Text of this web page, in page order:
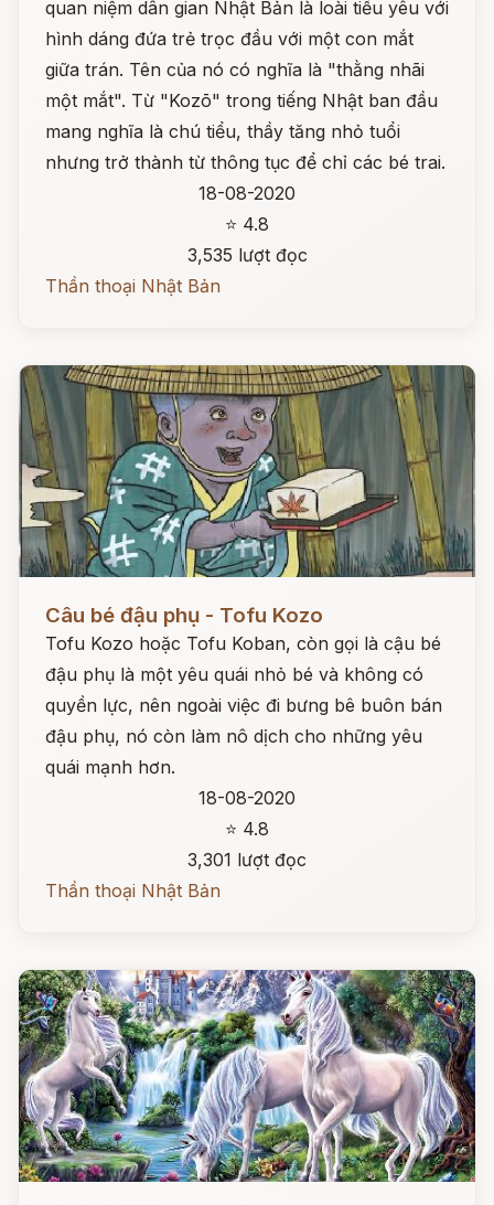
quan niệm dân gian Nhật Bản là loài tiểu yêu với
hình dáng đứa trẻ trọc đầu với một con mắt
giữa trán. Tên của nó có nghĩa là "thằng nhãi
một mắt". Từ "Kozō" trong tiếng Nhật ban đầu
mang nghĩa là chú tiểu, thầy tăng nhỏ tuổi
nhưng trở thành từ thông tục để chỉ các bé trai.
18-08-2020
⭐ 4.8
3,535 lượt đọc
Thần thoại Nhật Bản
Câu bé đậu phụ - Tofu Kozo
Tofu Kozo hoặc Tofu Koban, còn gọi là cậu bé
đậu phụ là một yêu quái nhỏ bé và không có
quyền lực, nên ngoài việc đi bưng bê buôn bán
đậu phụ, nó còn làm nô dịch cho những yêu
quái mạnh hơn.
18-08-2020
⭐ 4.8
3,301 lượt đọc
Thần thoại Nhật Bản